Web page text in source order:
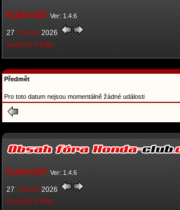
Kalendář Ver: 1.4.6
27 červen 2026
Seznam k tisku
Předmět
Pro toto datum nejsou momentálně žádné události
Kalendář Ver: 1.4.6
27 červen 2026
Seznam k tisku